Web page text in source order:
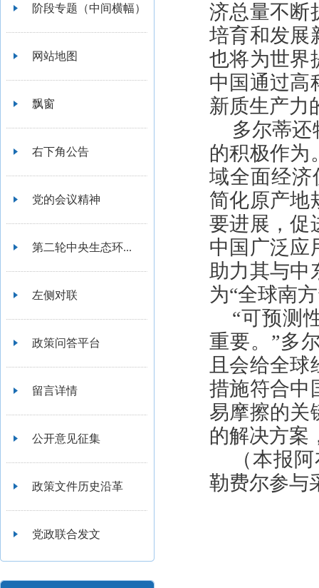
阶段专题（中间横幅）
网站地图
飘窗
右下角公告
党的会议精神
第二轮中央生态环...
左侧对联
政策问答平台
留言详情
公开意见征集
政策文件历史沿革
党政联合发文
济总量不断
培育和发展
也将为世界
中国通过高
新质生产力
多尔蒂
的积极作为
域全面经济
简化原产地
要进展，促
中国广泛应
助力其与中
为“全球南
“可预测
重要。”多
且会给全
措施符合中
易摩擦的关
的解决方案
（本报
勒费尔参与